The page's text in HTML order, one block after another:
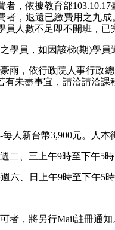
者，依據教育部
者，退還已繳費用之九
員人數不足即不開班，已
學員，如因該梯(期)學員
雨，依行政院人事行政
未盡事宜，請洽請洽課
人新台幣3,900元。人本
二、三上午9時至下午5時
六、日上午9時至下午5
者，將另行Mail註冊通知